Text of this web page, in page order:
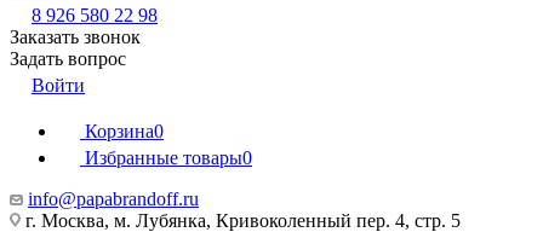
8 926 580 22 98
Заказать звонок
Задать вопрос
Войти
Корзина0
Избранные товары0
info@papabrandoff.ru
г. Москва, м. Лубянка, Кривоколенный пер. 4, стр. 5